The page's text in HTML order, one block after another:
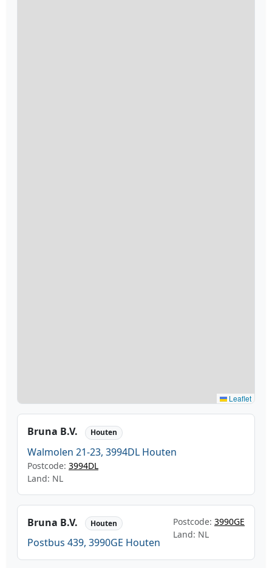
Leaflet
Bruna B.V. Houten
Walmolen 21-23, 3994DL Houten
Postcode: 3994DL
Land: NL
Bruna B.V. Houten
Postbus 439, 3990GE Houten
Postcode: 3990GE
Land: NL